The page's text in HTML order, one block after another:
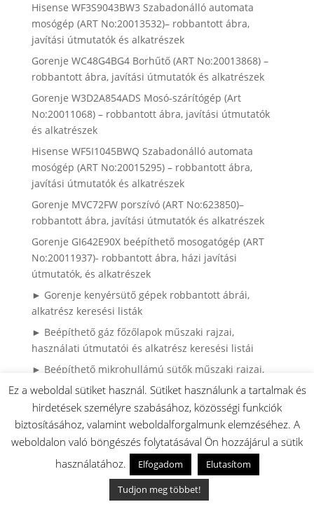
Hisense WF3S9043BW3 Szabadonálló automata
mosógép (ART No:20013532)– robbantott ábra,
javítási útmutatók és alkatrészek
Gorenje WC48G4BG4 Borhűtő (ART No:20013868) –
robbantott ábra, javítási útmutatók és alkatrészek
Gorenje W3D2A854ADS Mosó-szárítógép (Art
No:20011068) – robbantott ábra, javítási útmutatók
és alkatrészek
Hisense WF5I1045BWQ Szabadonálló automata
mosógép (ART No:20015295) – robbantott ábra,
javítási útmutatók és alkatrészek
Gorenje MVC72FW porszívó (ART No:623850)–
robbantott ábra, javítási útmutatók és alkatrészek
Gorenje GI642E90X beépíthető mosogatógép (ART
No:20011937)- robbantott ábra, házi javítási
útmutatók, és alkatrészek
► Gorenje kenyérsütő gépek robbantott ábrái,
alkatrész keresési listák
► Beépíthető gáz főzőlapok műszaki rajzai,
használati útmutatói és alkatrész keresési listái
► Beépíthető mikrohullámú sütők műszaki rajzai,
használati útmutatói és alkatrész keresés
► Mikrohullámú sütők leírásai, műszaki rajzai,
alkatrész keresésben segítség
► Gorenje Side by Side hűtők robbantott ábrái,
használati útmutaóti és alkatrész kereséshez lista
► Gorenje porszívók használati útmutatói,
robbantott ábrái és alkatrész keresés
Ez a weboldal sütiket használ. Sütiket használunk a tartalmak és
hirdetések személyre szabásához, közösségi funkciók
biztosításához, valamint weboldalforgalmunk elemzéséhez. A
weboldalon való böngészés folytatásával Ön hozzájárul a sütik
használatához.
Elfogadom
Elutasítom
Tudjon meg többet!